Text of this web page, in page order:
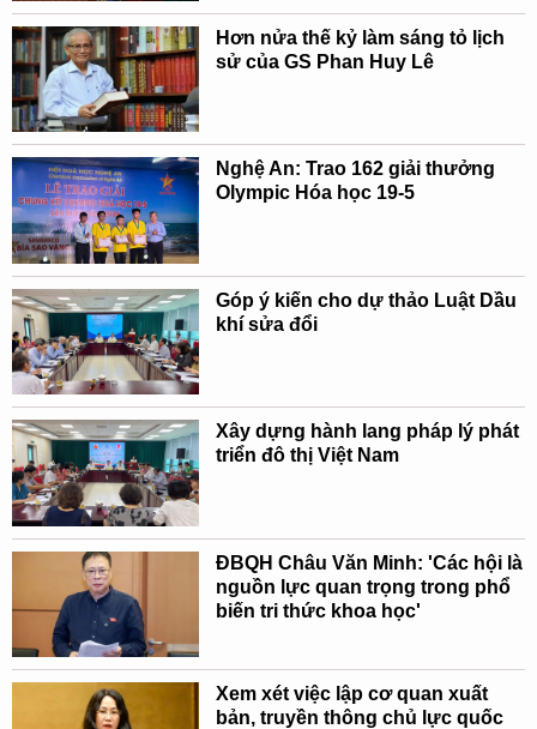
Hơn nửa thế kỷ làm sáng tỏ lịch
sử của GS Phan Huy Lê
Nghệ An: Trao 162 giải thưởng
Olympic Hóa học 19-5
Góp ý kiến cho dự thảo Luật Dầu
khí sửa đổi
Xây dựng hành lang pháp lý phát
triển đô thị Việt Nam
ĐBQH Châu Văn Minh: 'Các hội là
nguồn lực quan trọng trong phổ
biến tri thức khoa học'
Xem xét việc lập cơ quan xuất
bản, truyền thông chủ lực quốc